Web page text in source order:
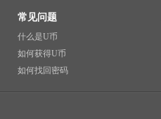
常见问题
什么是U币
如何获得U币
如何找回密码